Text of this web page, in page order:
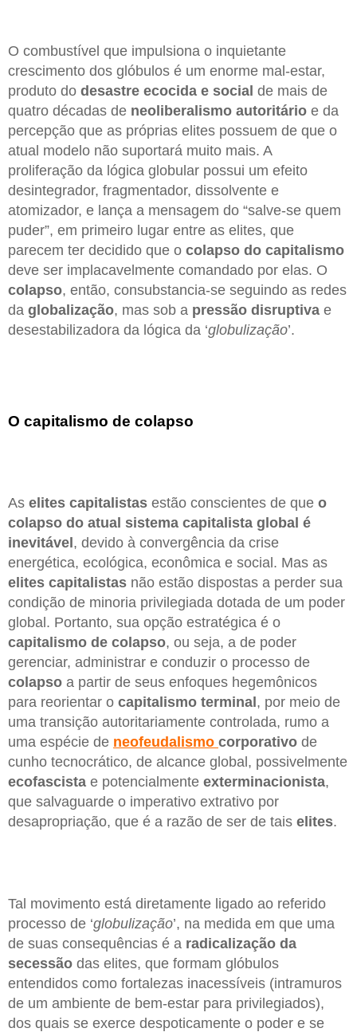
O combustível que impulsiona o inquietante
crescimento dos glóbulos é um enorme mal-estar,
produto do desastre ecocida e social de mais de
quatro décadas de neoliberalismo autoritário e da
percepção que as próprias elites possuem de que o
atual modelo não suportará muito mais. A
proliferação da lógica globular possui um efeito
desintegrador, fragmentador, dissolvente e
atomizador, e lança a mensagem do “salve-se quem
puder”, em primeiro lugar entre as elites, que
parecem ter decidido que o colapso do capitalismo
deve ser implacavelmente comandado por elas. O
colapso, então, consubstancia-se seguindo as redes
da globalização, mas sob a pressão disruptiva e
desestabilizadora da lógica da ‘globulização’.
O capitalismo de colapso
As elites capitalistas estão conscientes de que o
colapso do atual sistema capitalista global é
inevitável, devido à convergência da crise
energética, ecológica, econômica e social. Mas as
elites capitalistas não estão dispostas a perder sua
condição de minoria privilegiada dotada de um poder
global. Portanto, sua opção estratégica é o
capitalismo de colapso, ou seja, a de poder
gerenciar, administrar e conduzir o processo de
colapso a partir de seus enfoques hegemônicos
para reorientar o capitalismo terminal, por meio de
uma transição autoritariamente controlada, rumo a
uma espécie de neofeudalismo corporativo de
cunho tecnocrático, de alcance global, possivelmente
ecofascista e potencialmente exterminacionista,
que salvaguarde o imperativo extrativo por
desapropriação, que é a razão de ser de tais elites.
Tal movimento está diretamente ligado ao referido
processo de ‘globulização’, na medida em que uma
de suas consequências é a radicalização da
secessão das elites, que formam glóbulos
entendidos como fortalezas inacessíveis (intramuros
de um ambiente de bem-estar para privilegiados),
dos quais se exerce despoticamente o poder e se